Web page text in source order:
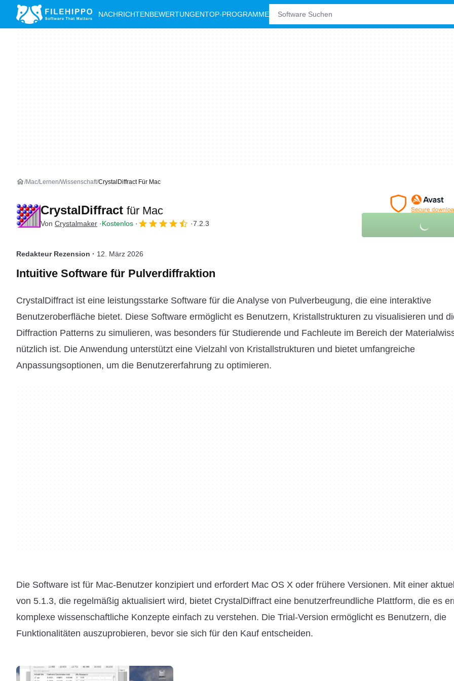
NACHRICHTENBEWERTUNGENTOP-PROGRAMME
Mac Lernen Wissenschaft CrystalDiffract Für Mac
CrystalDiffract für Mac
Von Crystalmaker Kostenlos 7.2.3
Redakteur Rezension · 12. März 2026
Intuitive Software für Pulverdiffraktion
CrystalDiffract ist eine leistungsstarke Software für die Analyse von Pulverbeugung, die eine interaktive
Benutzeroberfläche bietet. Diese Software ermöglicht es Benutzern, Kristallstrukturen zu visualisieren und
Diffraction Patterns zu simulieren, was besonders für Studierende und Fachleute im Bereich der
nützlich ist. Die Anwendung unterstützt eine Vielzahl von Kristallstrukturen und bietet umfangreiche
Anpassungsoptionen, um die Benutzererfahrung zu optimieren.
Die Software ist für Mac-Benutzer konzipiert und erfordert Mac OS X oder frühere Versionen. Mit einer
von 5.1.3, die regelmäßig aktualisiert wird, bietet CrystalDiffract eine benutzerfreundliche Plattform, die es
komplexe wissenschaftliche Konzepte einfach zu verstehen. Die Trial-Version ermöglicht es Benutzern, die
Funktionalitäten auszuprobieren, bevor sie sich für den Kauf entscheiden.